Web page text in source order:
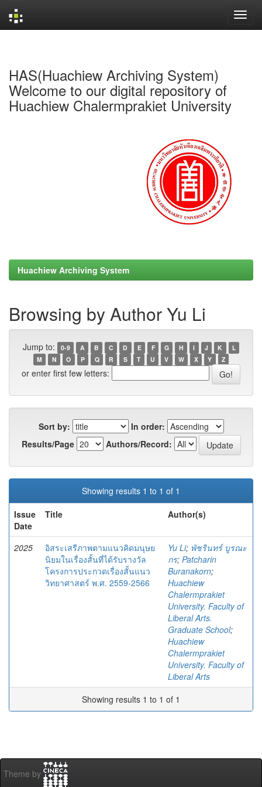
HAS(Huachiew Archiving System)
Welcome to our digital repository of
Huachiew Chalermprakiet University
Huachiew Archiving System
Browsing by Author Yu Li
Jump to: 0-9 A B C D E F G H I J K
L
M
N O P Q R S T U V W X Y Z
or enter first few letters:
Sort by:
In order:
Results/Page
Authors/Record:
Showing results 1 to 1 of 1
Issue
Date
Title Author(s)
2025
อิสระเสรีภาพตามแนวคิดมนุษย
นิยมในเรื่องสั้นที่ได้รับรางวัล
โครงการประกวดเรื่องสั้นแนว
วิทยาศาสตร์ พ.ศ. 2559-2566
Yu Li; พัชรินทร์ บูรณะ
กร; Patcharin
Buranakorn;
Huachiew
Chalermprakiet
University. Faculty of
Liberal Arts.
Graduate School;
Huachiew
Chalermprakiet
University. Faculty of
Liberal Arts
Showing results 1 to 1 of 1
Theme by